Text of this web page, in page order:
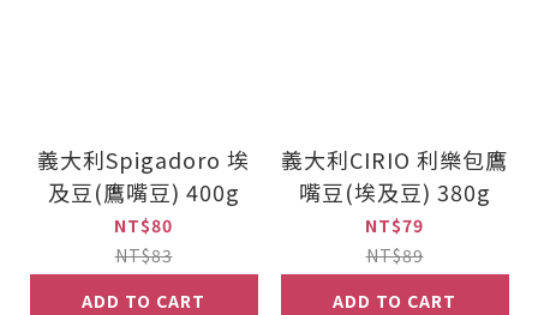
義大利Spigadoro 埃
及豆(鷹嘴豆) 400g
NT$80
NT$83
ADD TO CART
義大利CIRIO 利樂包鷹
嘴豆(埃及豆) 380g
NT$79
NT$89
ADD TO CART